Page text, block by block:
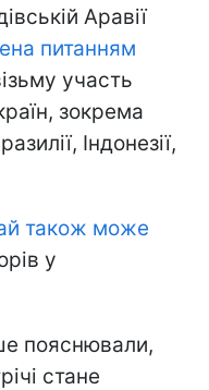
Аравії
питанням
участь
зокрема
Індонезії,
також може
у
пояснювали,
стане